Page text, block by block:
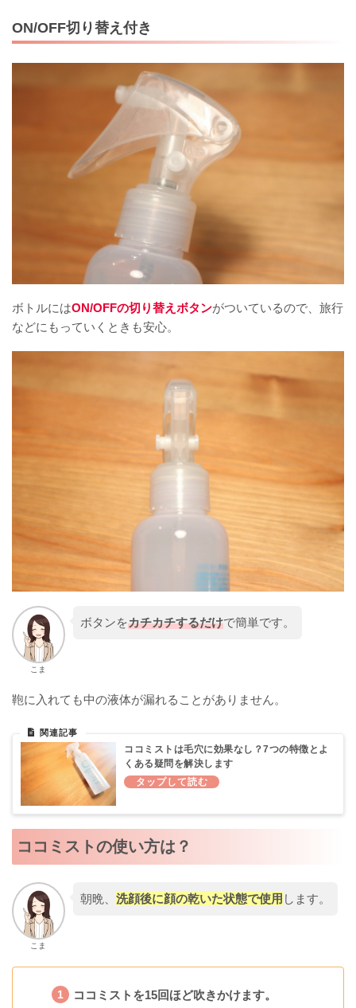
ON/OFF切り替え付き
ボトルにはON/OFFの切り替えボタンがついているので、旅行
などにもっていくときも安心。
こま
ボタンをカチカチするだけで簡単です。
鞄に入れても中の液体が漏れることがありません。
ココミストは毛穴に効果なし？7つの特徴とよ
くある疑問を解決します
ココミストの使い方は？
こま
朝晩、 洗顔後に顔の乾いた状態で使用 します。
ココミストを15回ほど吹きかけます。